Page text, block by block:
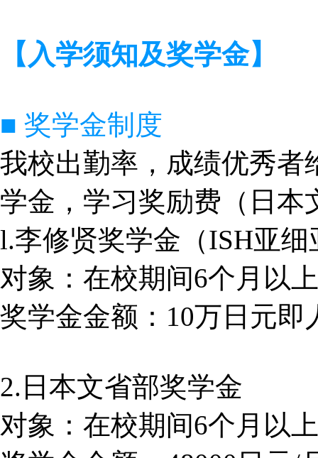
【入学须知及奖学金】
■ 奖学金制度
我校出勤率，成绩优秀者
学金，学习奖励费（日本
l.李修贤奖学金（ISH亚细
对象：在校期间6个月以
奖学金金额：10万日元即
2.日本文省部奖学金
对象：在校期间6个月以